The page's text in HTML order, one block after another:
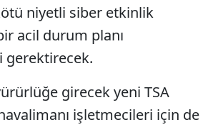
niyetli siber etkinlik
acil durum planı
gerektirecek.
girecek yeni TSA
işletmecileri için de